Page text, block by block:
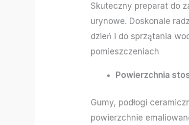
Skuteczny preparat do
urynowe. Doskonale
dzień i do sprzątania
pomieszczeniach
Powierzchnia
Gumy, podłogi
powierzchnie